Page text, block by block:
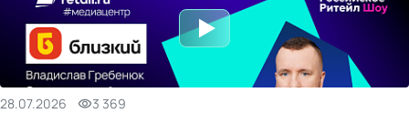
28.07.2026 3 369